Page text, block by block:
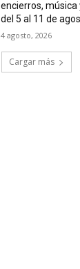
encierros, música
del 5 al 11 de
4 agosto, 2026
Cargar más